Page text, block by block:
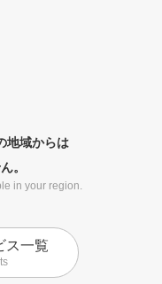
地域からは
。
in your region.
ス一覧